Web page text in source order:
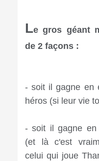
Le gros géant
de 2 façons :
- soit il gagne en
héros (si leur vie
- soit il gagne en
(et là c'est
celui qui joue